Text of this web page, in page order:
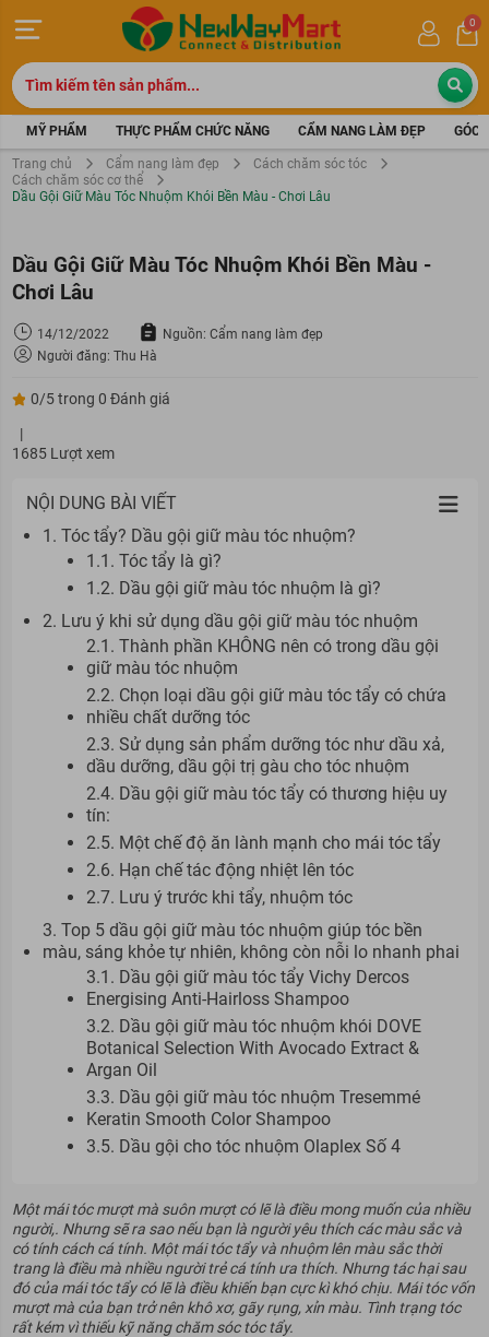
0
MỸ PHẨM THỰC PHẨM CHỨC NĂNG CẨM NANG LÀM ĐẸP GÓC
Trang chủ Cẩm nang làm đẹp
Cách chăm sóc tóc
Cách chăm sóc cơ thể
Dầu Gội Giữ Màu Tóc Nhuộm Khói Bền Màu - Chơi Lâu
Dầu Gội Giữ Màu Tóc Nhuộm Khói Bền Màu -
Chơi Lâu
14/12/2022
Nguồn: Cẩm nang làm đẹp
Người đăng: Thu Hà
0/5 trong 0 Đánh giá
|
1685 Lượt xem
NỘI DUNG BÀI VIẾT
1. Tóc tẩy? Dầu gội giữ màu tóc nhuộm?
1.1. Tóc tẩy là gì?
1.2. Dầu gội giữ màu tóc nhuộm là gì?
2. Lưu ý khi sử dụng dầu gội giữ màu tóc nhuộm
2.1. Thành phần KHÔNG nên có trong dầu gội
giữ màu tóc nhuộm
2.2. Chọn loại dầu gội giữ màu tóc tẩy có chứa
nhiều chất dưỡng tóc
2.3. Sử dụng sản phẩm dưỡng tóc như dầu xả,
dầu dưỡng, dầu gội trị gàu cho tóc nhuộm
2.4. Dầu gội giữ màu tóc tẩy có thương hiệu uy
tín:
2.5. Một chế độ ăn lành mạnh cho mái tóc tẩy
2.6. Hạn chế tác động nhiệt lên tóc
2.7. Lưu ý trước khi tẩy, nhuộm tóc
3. Top 5 dầu gội giữ màu tóc nhuộm giúp tóc bền
màu, sáng khỏe tự nhiên, không còn nỗi lo nhanh phai
3.1. Dầu gội giữ màu tóc tẩy Vichy Dercos
Energising Anti-Hairloss Shampoo
3.2. Dầu gội giữ màu tóc nhuộm khói DOVE
Botanical Selection With Avocado Extract &
Argan Oil
3.3. Dầu gội giữ màu tóc nhuộm Tresemmé
Keratin Smooth Color Shampoo
3.5. Dầu gội cho tóc nhuộm Olaplex Số 4
Một mái tóc mượt mà suôn mượt có lẽ là điều mong muốn của nhiều
người,. Nhưng sẽ ra sao nếu bạn là người yêu thích các màu sắc và
có tính cách cá tính. Một mái tóc tẩy và nhuộm lên màu sắc thời
trang là điều mà nhiều người trẻ cá tính ưa thích. Nhưng tác hại sau
đó của mái tóc tẩy có lẽ là điều khiến bạn cực kì khó chịu. Mái tóc vốn
mượt mà của bạn trở nên khô xơ, gãy rụng, xỉn màu. Tình trạng tóc
rất kém vì thiếu kỹ năng chăm sóc tóc tẩy.